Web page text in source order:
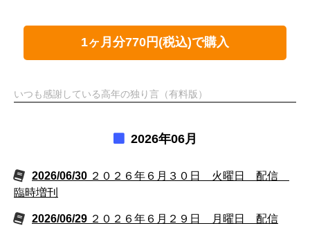
1ヶ月分770円(税込)で購入
いつも感謝している高年の独り言（有料版）
2026年06月
2026/06/30 ２０２６年６月３０日 火曜日 配信
臨時増刊
2026/06/29 ２０２６年６月２９日 月曜日 配信